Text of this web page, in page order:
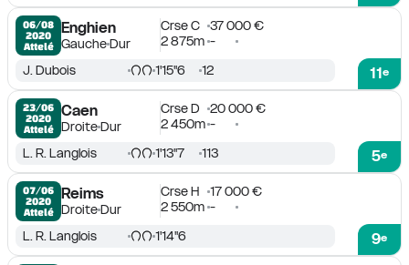
06/08
2020
Attelé
Enghien
GaucheDur
Crse C
37 000 €
2 875m -
11e
J. Dubois 1'15''6 12
23/06
2020
Attelé
Caen
DroiteDur
Crse D
20 000 €
2 450m -
5e
L. R. Langlois 1'13''7 113
07/06
2020
Attelé
Reims
DroiteDur
Crse H
17 000 €
2 550m -
9e
L. R. Langlois 1'14''6